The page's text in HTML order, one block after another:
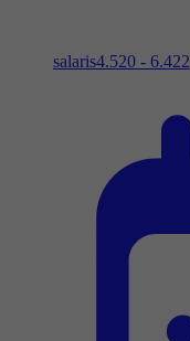
salaris4.520 - 6.422